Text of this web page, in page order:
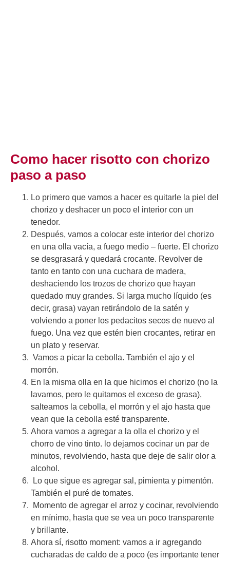
Como hacer risotto con chorizo
paso a paso
Lo primero que vamos a hacer es quitarle la piel del
chorizo y deshacer un poco el interior con un
tenedor.
Después, vamos a colocar este interior del chorizo
en una olla vacía, a fuego medio – fuerte. El chorizo
se desgrasará y quedará crocante. Revolver de
tanto en tanto con una cuchara de madera,
deshaciendo los trozos de chorizo que hayan
quedado muy grandes. Si larga mucho líquido (es
decir, grasa) vayan retirándolo de la satén y
volviendo a poner los pedacitos secos de nuevo al
fuego. Una vez que estén bien crocantes, retirar en
un plato y reservar.
Vamos a picar la cebolla. También el ajo y el
morrón.
En la misma olla en la que hicimos el chorizo (no la
lavamos, pero le quitamos el exceso de grasa),
salteamos la cebolla, el morrón y el ajo hasta que
vean que la cebolla esté transparente.
Ahora vamos a agregar a la olla el chorizo y el
chorro de vino tinto. lo dejamos cocinar un par de
minutos, revolviendo, hasta que deje de salir olor a
alcohol.
Lo que sigue es agregar sal, pimienta y pimentón.
También el puré de tomates.
Momento de agregar el arroz y cocinar, revolviendo
en mínimo, hasta que se vea un poco transparente
y brillante.
Ahora sí, risotto moment: vamos a ir agregando
cucharadas de caldo de a poco (es importante tener